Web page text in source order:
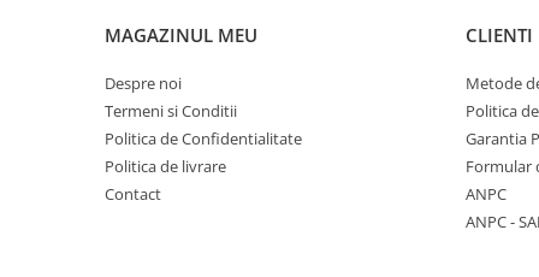
Senzatii/Thriller
Teens Book Club
MAGAZINUL MEU
Despre noi
Termeni si Conditii
Politica de Confidentialitate
Politica de livrare
Contact
CLIENTI
Metode
Politica
Garantia
Formular
ANPC
ANPC -